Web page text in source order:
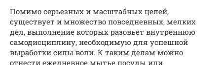
Помимо серьезных и масштабных целей,
существует и множество повседневных, мелких
дел, выполнение которых разовьет внутреннюю
самодисциплину, необходимую для успешной
выработки силы воли. К таким делам можно
отнести ежедневное мытье посуды или